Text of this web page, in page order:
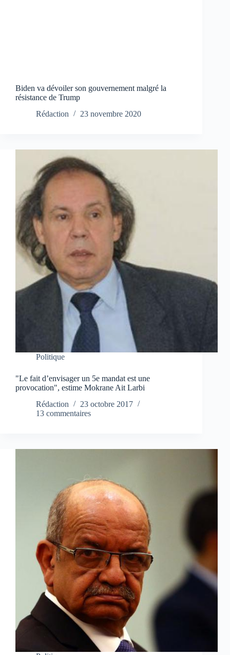
Biden va dévoiler son gouvernement malgré la
résistance de Trump
Rédaction
23 novembre 2020
Politique
"Le fait d’envisager un 5e mandat est une
provocation", estime Mokrane Ait Larbi
Rédaction
23 octobre 2017
13 commentaires